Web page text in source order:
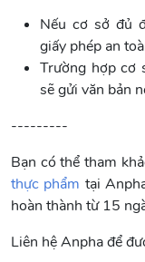
Nếu cơ sở đủ
giấy phép an
Trường hợp cơ
sẽ gửi văn bản
---------
Bạn có thể tham
thực phẩm tại
hoàn thành từ 15
Liên hệ Anpha để